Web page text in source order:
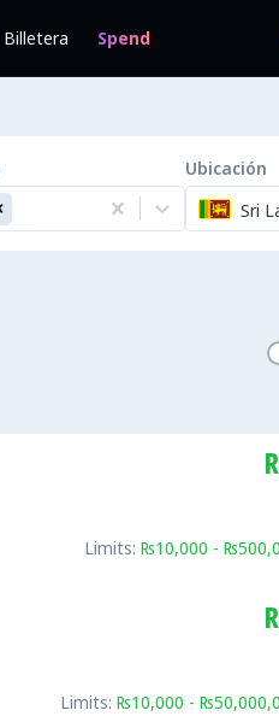
Billetera Spend
Ubicación
Sri
Limits: ₨10,000 -
Limits: ₨10,000 -